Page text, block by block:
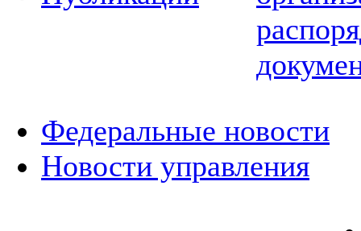
Федеральные новости
Новости управления